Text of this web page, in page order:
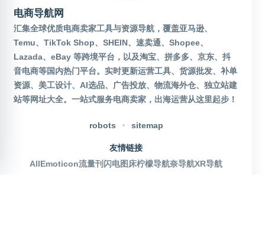
电商导航网
汇集全球优质电商卖家工具与资源导航，覆盖亚马逊、
Temu、TikTok Shop、SHEIN、速卖通、Shopee、
Lazada、eBay 等跨境平台，以及淘宝、拼多多、京东、抖
音电商等国内热门平台。实时更新运营工具、货源批发、补单
资源、美工设计、AI选品、广告投放、物流海外仓、独立站建
站等网址大全。一站式服务电商卖家，出海运营从这里起步！
robots sitemap
友情链接
AllEmoticon流量刊 闪电图床柠檬导航奈导航XR导航